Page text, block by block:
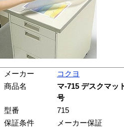
メーカー
コクヨ
商品名
マ-715 デスクマッ
号
型番
715
保証条件
メーカー保証